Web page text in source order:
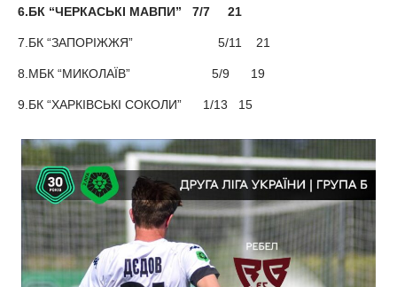
6.БК “ЧЕРКАСЬКІ МАВПИ” 7/7 21
7.БК “ЗАПОРІЖЖЯ” 5/11 21
8.МБК “МИКОЛАЇВ” 5/9 19
9.БК “ХАРКІВСЬКІ СОКОЛИ” 1/13 15